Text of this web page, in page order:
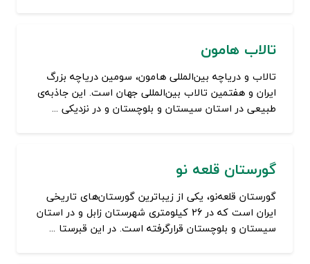
تالاب هامون
تالاب و دریاچه بین‌المللی هامون، سومین دریاچه بزرگ
ایران و هفتمین تالاب بین‌المللی جهان است. این جاذبه‌ی
طبیعی در استان سیستان و بلوچستان و در نزدیکی ...
گورستان قلعه نو
گورستان قلعه‌نو، یکی از زیباترین گورستان‌های تاریخی
ایران است که در 26 کیلومتری شهرستان زابل و در استان
سیستان و بلوچستان قرارگرفته است. در این قبرستا ...